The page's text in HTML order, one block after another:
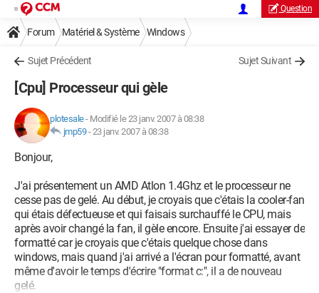
Question
Forum Matériel & Système Windows
Sujet Précédent Sujet Suivant
[Cpu] Processeur qui gèle
plotesale- Modifié le 23 janv. 2007 à 08:38
jmp59-23 janv. 2007 à 08:38
Bonjour,
J'ai présentement un AMD Atlon 1.4Ghz et le processeur ne
cesse pas de gelé. Au début, je croyais que c'étais la cooler-fan
qui étais défectueuse et qui faisais surchauffé le CPU, mais
après avoir changé la fan, il gèle encore. Ensuite j'ai essayer de
formatté car je croyais que c'étais quelque chose dans
windows, mais quand j'ai arrivé a l'écran pour formatté, avant
même d'avoir le temps d'écrire "format c:", il a de nouveau
gelé.